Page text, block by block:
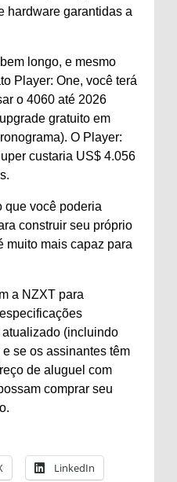
hardware garantidas a
longo, e mesmo
Player: One, você terá
o 4060 até 2026
gratuito em
O Player:
custaria US$ 4.056
que você poderia
construir seu próprio
muito mais capaz para
a NZXT para
(incluindo
se os assinantes têm
de aluguel com
comprar seu
LinkedIn